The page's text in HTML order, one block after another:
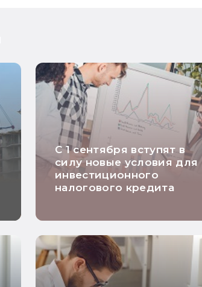
С 1 сентября вступят в
силу новые условия для
инвестиционного
налогового кредита